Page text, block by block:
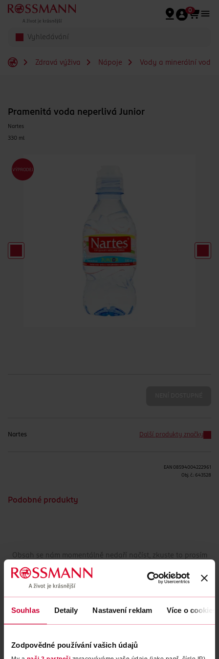
Souhlas Detaily Nastavení reklam Více o cookies
Zodpovědné používání vašich údajů
Přeskočit na hlavmní obsah
0
Zdravá výživa Nápoje Vody a minerální vody
Pramenitá voda neperlivá Junior
Nartes
330 ml
Nartes Další produkty značky
EAN 08594004222961
Obj. č.: 643528
Podobné produkty
Obsah se nám momentálně nedaří načíst, zkuste to prosím